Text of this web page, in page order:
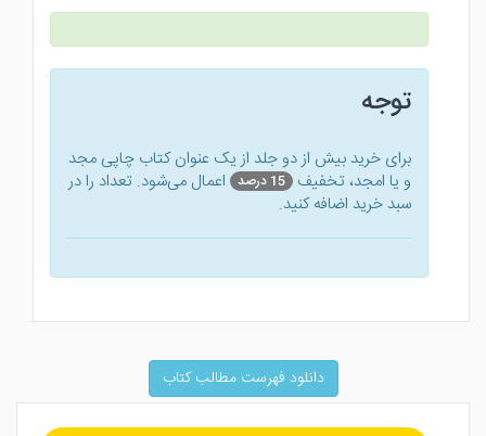
توجه
برای خرید بیش از دو جلد از یک عنوان کتاب‌ چاپی مجد
و یا امجد، تخفیف 15 درصد
اعمال می‌شود. تعداد را در
سبد خرید اضافه کنید.
دانلود فهرست مطالب کتاب